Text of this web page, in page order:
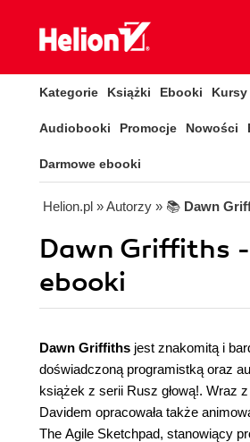
Kategorie Książki Ebooki
Audiobooki Promocje Nowości
Darmowe ebooki
Helion.pl » Autorzy » 📚 Dawn
Dawn Griffiths
ebooki
Dawn Griffiths jest znakomitą i
doświadczoną programistką oraz
książek z serii Rusz głową!. Wraz
Davidem opracowała także
The Agile Sketchpad, stanowiący